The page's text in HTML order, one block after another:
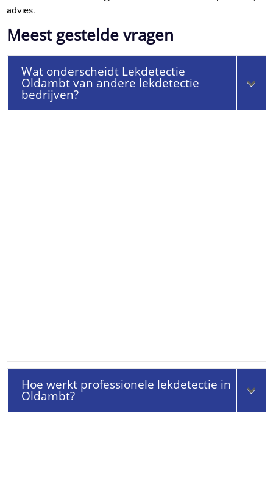
advies.
Meest gestelde vragen
Wat onderscheidt Lekdetectie
Oldambt van andere lekdetectie
bedrijven?
Hoe werkt professionele lekdetectie in
Oldambt?